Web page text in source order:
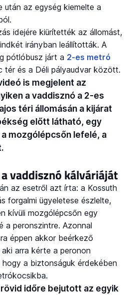
után az egység kiemelte a
idejére kiürítették az állomást,
irányban leállították. A
pótlóbusz járt a 2-es metró
tér és a Déli pályaudvar között.
is megjelent az
a vaddisznó a 2-es
téri állomásán a kijárat
előtt látható, egy
mozgólépcsőn lefelé, a
vaddisznó kálváriáját
az esetről azt írta: a Kossuth
forgalmi ügyeletese észlelte,
kívüli mozgólépcsőn egy
a peronszintre. Azonnal
éppen akkor beérkező
arra kérte a peronon
a biztonságuk érdekében
időre bejutott az egyik